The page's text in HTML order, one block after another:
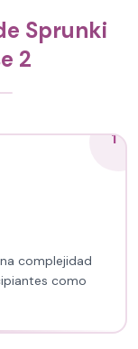
Sprunki
2
1
complejidad
como